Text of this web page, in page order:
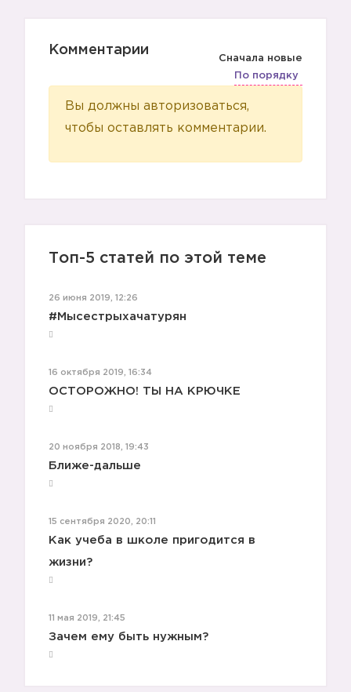
Комментарии
Сначала новые
По порядку
Вы должны авторизоваться,
чтобы оставлять комментарии.
Топ-5 статей по этой теме
26 июня 2019, 12:26
#Мысестрыхачатурян
16 октября 2019, 16:34
ОСТОРОЖНО! ТЫ НА КРЮЧКЕ
20 ноября 2018, 19:43
Ближе-дальше
15 сентября 2020, 20:11
Как учеба в школе пригодится в
жизни?
11 мая 2019, 21:45
Зачем ему быть нужным?